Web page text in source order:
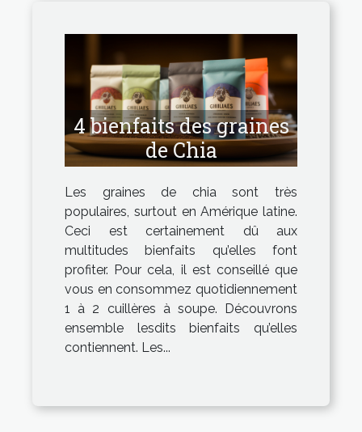
4 bienfaits des graines
de Chia
Les graines de chia sont très
populaires, surtout en Amérique latine.
Ceci est certainement dû aux
multitudes bienfaits qu’elles font
profiter. Pour cela, il est conseillé que
vous en consommez quotidiennement
1 à 2 cuillères à soupe. Découvrons
ensemble lesdits bienfaits qu’elles
contiennent. Les...